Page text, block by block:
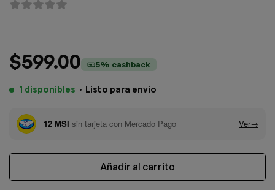
$599.00 5% cashback
1 disponibles · Listo para envío
Añadir al carrito